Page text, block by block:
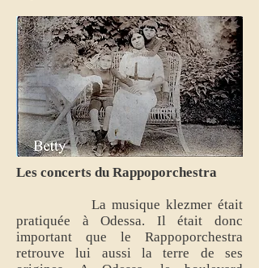
Les concerts du Rappoporchestra
La musique klezmer était
pratiquée à Odessa. Il était donc
important que le Rappoporchestra
retrouve lui aussi la terre de ses